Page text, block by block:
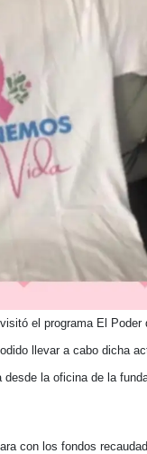
el programa El
llevar a cabo dicha
la oficina de la
con los fondos